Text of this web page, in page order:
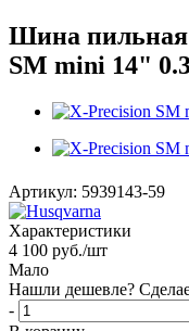
Шина пильная
SM mini 14"
Артикул: 5939143-59
Характеристики
4 100 руб./шт
Мало
Нашли дешевле?
-